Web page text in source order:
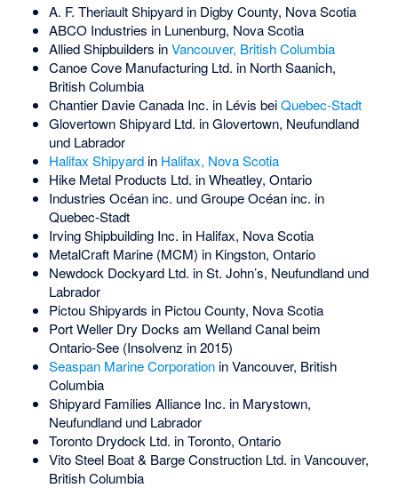
A. F. Theriault Shipyard in Digby County, Nova Scotia
ABCO Industries in Lunenburg, Nova Scotia
Allied Shipbuilders inVancouver, British Columbia
Canoe Cove Manufacturing Ltd. in North Saanich,
British Columbia
Chantier Davie Canada Inc. in Lévis beiQuebec-Stadt
Glovertown Shipyard Ltd. in Glovertown, Neufundland
und Labrador
Halifax Shipyardin Halifax, Nova Scotia
Hike Metal Products Ltd. inWheatley, Ontario
Industries Océan inc. und Groupe Océan inc. in
Quebec-Stadt
Irving Shipbuilding Inc. in Halifax, Nova Scotia
MetalCraft Marine (MCM) in Kingston, Ontario
Newdock Dockyard Ltd. in St. John’s, Neufundland und
Labrador
Pictou Shipyards in Pictou County, Nova Scotia
Port Weller Dry Docks am Welland Canal beim
Ontario-See (Insolvenz in 2015)
Seaspan Marine Corporationin Vancouver, British
Columbia
Shipyard Families Alliance Inc. in Marystown,
Neufundland und Labrador
Toronto Drydock Ltd. in Toronto, Ontario
Vito Steel Boat & Barge Construction Ltd. in Vancouver,
British Columbia